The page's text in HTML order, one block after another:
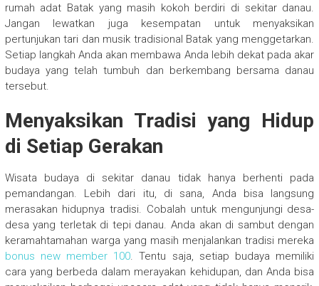
rumah adat Batak yang masih kokoh berdiri di sekitar danau.
Jangan lewatkan juga kesempatan untuk menyaksikan
pertunjukan tari dan musik tradisional Batak yang menggetarkan.
Setiap langkah Anda akan membawa Anda lebih dekat pada akar
budaya yang telah tumbuh dan berkembang bersama danau
tersebut.
Menyaksikan Tradisi yang Hidup
di Setiap Gerakan
Wisata budaya di sekitar danau tidak hanya berhenti pada
pemandangan. Lebih dari itu, di sana, Anda bisa langsung
merasakan hidupnya tradisi. Cobalah untuk mengunjungi desa-
desa yang terletak di tepi danau. Anda akan di sambut dengan
keramahtamahan warga yang masih menjalankan tradisi mereka
bonus new member 100. Tentu saja, setiap budaya memiliki
cara yang berbeda dalam merayakan kehidupan, dan Anda bisa